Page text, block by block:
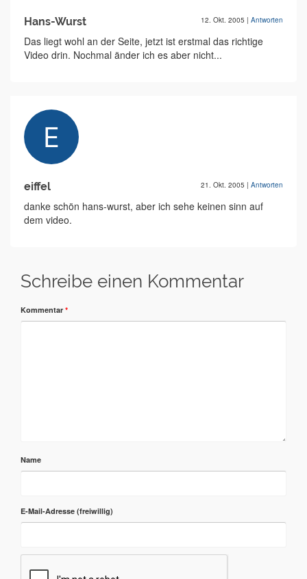
Hans-Wurst 12. Okt. 2005 | Antworten
Das liegt wohl an der Seite, jetzt ist erstmal das richtige
Video drin. Nochmal änder ich es aber nicht...
eiffel 21. Okt. 2005 | Antworten
danke schön hans-wurst, aber ich sehe keinen sinn auf
dem video.
Schreibe einen Kommentar
Kommentar *
Name
E-Mail-Adresse